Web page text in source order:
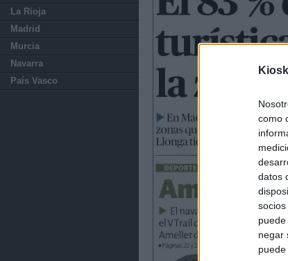
como
datos
negar
La Rioja
Madrid
Murcia
Navarra
País Vasco